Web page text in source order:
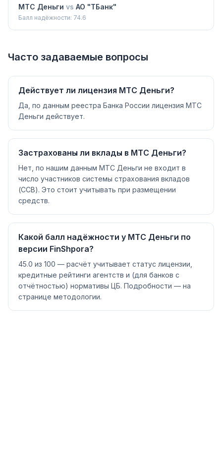
МТС Деньги vs АО "ТБанк"
Балл надёжности: 74.6
Часто задаваемые вопросы
Действует ли лицензия МТС Деньги?
Да, по данным реестра Банка России лицензия МТС
Деньги действует.
Застрахованы ли вклады в МТС Деньги?
Нет, по нашим данным МТС Деньги не входит в
число участников системы страхования вкладов
(ССВ). Это стоит учитывать при размещении
средств.
Какой балл надёжности у МТС Деньги по
версии FinShpora?
45.0 из 100 — расчёт учитывает статус лицензии,
кредитные рейтинги агентств и (для банков с
отчётностью) нормативы ЦБ. Подробности — на
странице методологии.